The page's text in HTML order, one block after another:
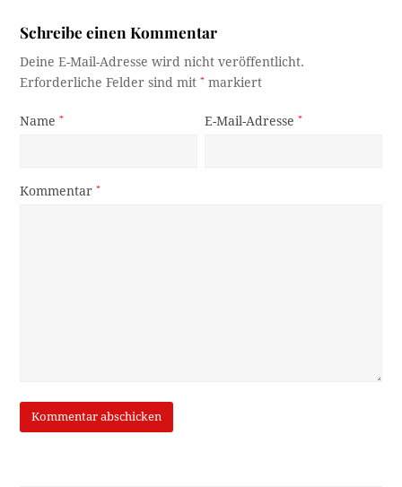
Schreibe einen Kommentar
Deine E-Mail-Adresse wird nicht veröffentlicht.
Erforderliche Felder sind mit* markiert
Name* E-Mail-Adresse*
Kommentar*